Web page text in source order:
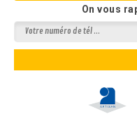
On vous